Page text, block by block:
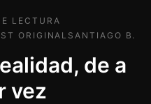
LECTURA
ORIGINAL SANTIAGO B.
de a
vez